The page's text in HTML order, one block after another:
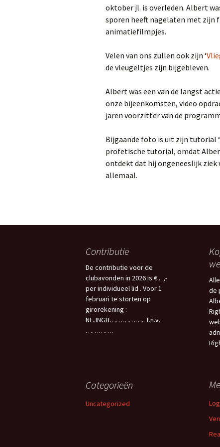
De
het
25-
IN
oktober jl. is overleden. Albert
sporen heeft nagelaten met zijn
animatiefilmpjes.
Velen van ons zullen ook zijn ‘
de vleugeltjes zijn bijgebleven.
Albert was een van de langst
onze bijeenkomsten, video
jaren voorzitter van de
Bijgaande foto is uit zijn tutorial
profetische tutorial, omdat
ontdekt dat hij ongeneeslijk ziek
allemaal.
Contributie
De contributie voor de
clubavonden in 2026 is € .. ,-
per individueel lid . Voor 1
februari te storten op
girorekening :
NL..INGB…………….. t.n.v.
………….
de
Categorieën
Uncategorized